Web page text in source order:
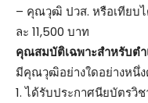
– คุณวุฒิ ปวส. หรือเทียบ
ละ 11,500 บาท
คุณสมบัติเฉพาะสำหรับต
มีคุณวุฒิอย่างใดอย่างหนึ่
1. ได้รับประกาศนียบัตร